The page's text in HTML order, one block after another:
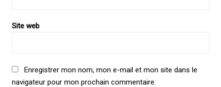
Site web
Enregistrer mon nom, mon e-mail et mon site dans le
navigateur pour mon prochain commentaire.